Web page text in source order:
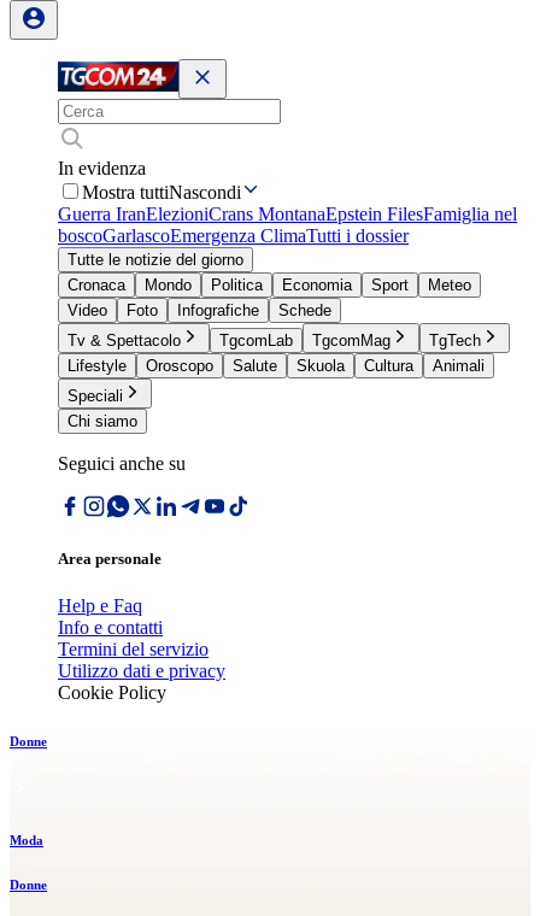
In evidenza
Mostra tuttiNascondi
Guerra IranElezioniCrans MontanaEpstein FilesFamiglia nel
boscoGarlascoEmergenza ClimaTutti i dossier
Tutte le notizie del giorno
Cronaca
Mondo Politica Economia Sport
Meteo
Video
Foto Infografiche
Schede
Tv & Spettacolo
TgcomLab TgcomMag
TgTech
Lifestyle
Oroscopo Salute Skuola Cultura
Animali
Speciali
Chi siamo
Seguici anche su
Area personale
Help e Faq
Info e contatti
Termini del servizio
Utilizzo dati e privacy
Cookie Policy
Donne
Moda
Donne